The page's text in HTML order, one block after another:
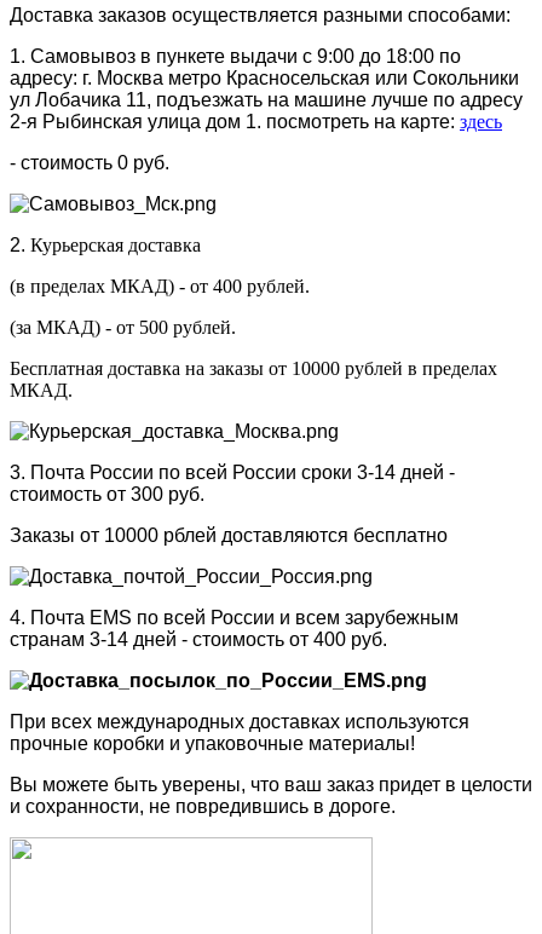
Доставка заказов осуществляется разными способами:
1. Самовывоз в пункете выдачи с 9:00 до 18:00 по
адресу: г. Москва метро Красносельская или Сокольники
ул Лобачика 11, подъезжать на машине лучше по адресу
2-я Рыбинская улица дом 1. посмотреть на карте: здесь
- стоимость 0 руб.
2. Курьерская доставка
(в пределах МКАД) - от 400 рублей.
(за МКАД) - от 500 рублей.
Бесплатная доставка на заказы от 10000 рублей в пределах
МКАД.
3. Почта России по всей России сроки 3-14 дней -
стоимость от 300 руб.
Заказы от 10000 рблей доставляются бесплатно
4. Почта EMS по всей России и всем зарубежным
странам 3-14 дней - стоимость от 400 руб.
При всех международных доставках используются
прочные коробки и упаковочные материалы!
Вы можете быть уверены, что ваш заказ придет в целости
и сохранности, не повредившись в дороге.